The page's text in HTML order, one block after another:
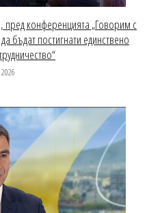
пред конференцията „Говорим с
бъдат постигнати единствено